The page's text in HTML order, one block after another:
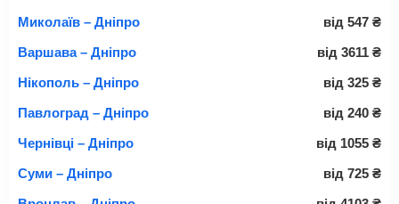
Миколаїв – Дніпро
від 547 ₴
Варшава – Дніпро
від 3611 ₴
Нікополь – Дніпро
від 325 ₴
Павлоград – Дніпро
від 240 ₴
Чернівці – Дніпро
від 1055 ₴
Суми – Дніпро
від 725 ₴